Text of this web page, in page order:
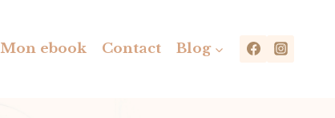
Mon ebook Contact Blog